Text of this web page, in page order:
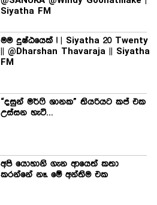
Siyatha FM
මම දුෂ්ඨයෙක් ! | Siyatha 20 Twenty
|| @Dharshan Thavaraja || Siyatha
FM
“දසුන් මර්ෆි ශානක” තියරියට කප් එක
උස්සන හැටි…
අපි යොහානි ගැන ආයෙත් කතා
කරන්නේ නෑ. මේ අන්තිම එක